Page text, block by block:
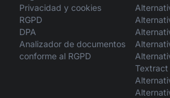
Privacidad y cookies
RGPD
DPA
Analizador de documentos
conforme al RGPD
Textract